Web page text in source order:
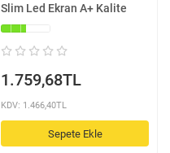
Slim Led Ekran A+ Kalite
1.759,68TL
KDV: 1.466,40TL
Sepete Ekle